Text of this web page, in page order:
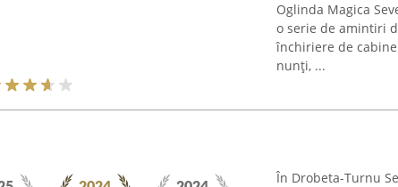
Oglinda Magica
o serie de amintiri
închiriere de
nunți, ...
În Drobeta-Turnu